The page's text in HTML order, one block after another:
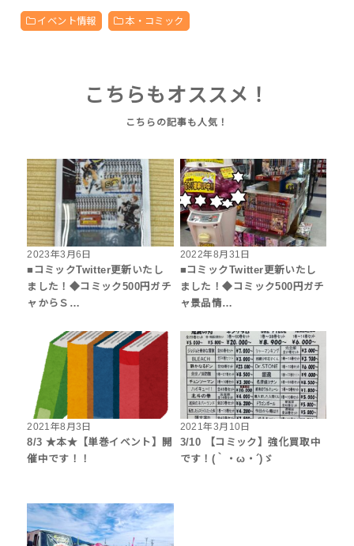
イベント情報 本・コミック
こちらもオススメ！
2023年3月6日
■コミックTwitter更新いたし
ました！◆コミック500円ガチ
ャからＳ…
2022年8月31日
■コミックTwitter更新いたし
ました！◆コミック500円ガチ
ャ景品情…
2021年8月3日
8/3 ★本★【単巻イベント】開
催中です！！
2021年3月10日
3/10 【コミック】強化買取中
です！(｀・ω・´)ゞ